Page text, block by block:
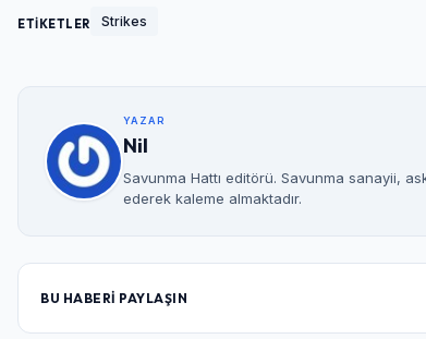
ETİKETLER Strikes
YAZAR
Nil
Savunma Hattı editörü. Savunma sanayii,
ederek kaleme almaktadır.
BU HABERİ PAYLAŞIN